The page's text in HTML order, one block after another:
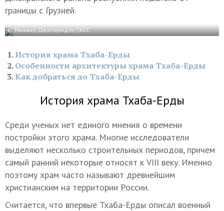
границы с Грузией.
© Михаил Джапаридзе/ТАСС
История храма Тхаба-Ерды
Особенности архитектуры храма Тхаба-Ерды
Как добраться до Тхаба-Ерды
История храма Тхаба-Ерды
Среди ученых нет единого мнения о времени
постройки этого храма. Многие исследователи
выделяют несколько строительных периодов, причем
самый ранний некоторые относят к VIII веку. Именно
поэтому храм часто называют древнейшим
христианским на территории России.
Считается, что впервые Тхаба-Ерды описал военный